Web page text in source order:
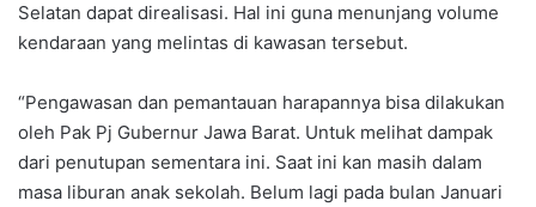
Selatan dapat direalisasi. Hal ini guna menunjang volume
kendaraan yang melintas di kawasan tersebut.
“Pengawasan dan pemantauan harapannya bisa dilakukan
oleh Pak Pj Gubernur Jawa Barat. Untuk melihat dampak
dari penutupan sementara ini. Saat ini kan masih dalam
masa liburan anak sekolah. Belum lagi pada bulan Januari